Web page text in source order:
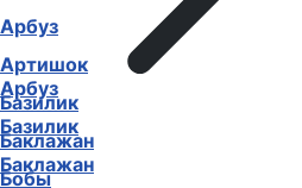
Арбуз
Базилик
Баклажан
Арбуз
Артишок
Базилик
Баклажан
Бобы